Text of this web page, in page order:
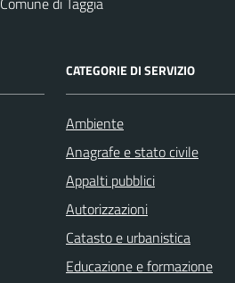
CATEGORIE DI SERVIZIO
Ambiente
Anagrafe e stato civile
Appalti pubblici
Autorizzazioni
Catasto e urbanistica
Educazione e formazione